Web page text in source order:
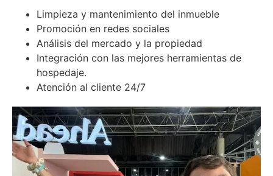
Limpieza y mantenimiento del inmueble
Promoción en redes sociales
Análisis del mercado y la propiedad
Integración con las mejores herramientas de
hospedaje.
Atención al cliente 24/7